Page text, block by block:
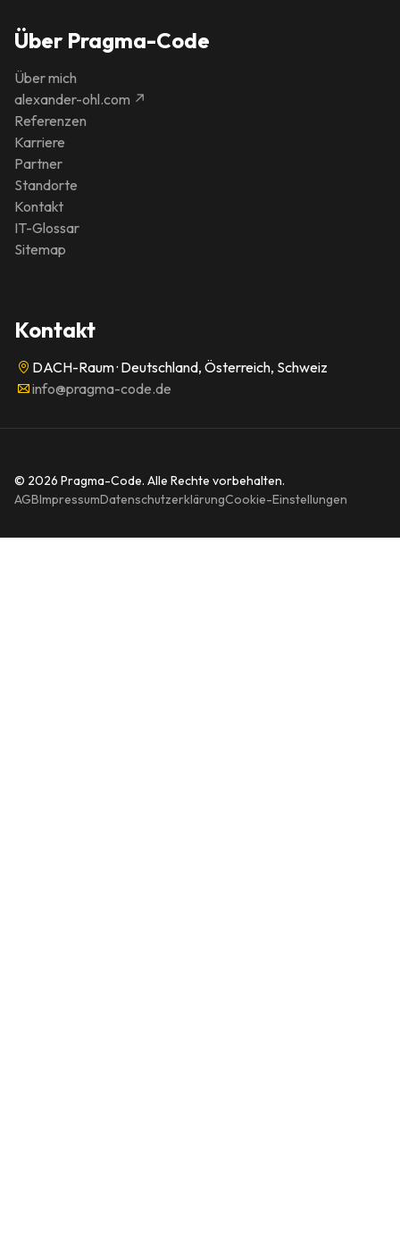
Über Pragma-Code
Über mich
alexander-ohl.com ↗
Referenzen
Karriere
Partner
Standorte
Kontakt
IT-Glossar
Sitemap
Kontakt
DACH-Raum · Deutschland, Österreich, Schweiz
info@pragma-code.de
© 2026 Pragma-Code. Alle Rechte vorbehalten.
AGBImpressumDatenschutzerklärungCookie-Einstellungen